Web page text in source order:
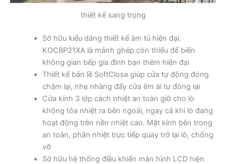
thiết kế sang trọng
Sở hữu kiểu dáng thiết kế âm tủ hiện đại.
KOCBP21XA là mảnh ghép còn thiếu để biến
không gian bếp gia đình bạn thêm hiện đại
Thiết kế bản lề SoftClose giúp cửa tự động đóng
chậm lại, nhẹ nhàng đẩy cửa êm ái tự đóng lại
Cửa kính 3 lớp cách nhiệt an toàn giữ cho lò
không tỏa nhiệt ra bên ngoài, ngay cả khi lò đang
hoạt động trên nền nhiệt cao. Mặt kính bên trong
an toàn, phản nhiệt trực tiếp quay trở lại lò, chống
vỡ
Sở hữu hệ thống điều khiển màn hình LCD hiện